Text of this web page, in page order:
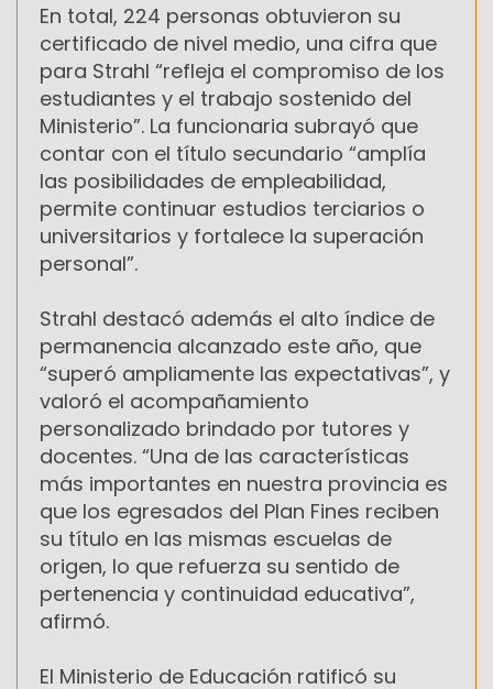
En total, 224 personas obtuvieron su
certificado de nivel medio, una cifra que
para Strahl “refleja el compromiso de los
estudiantes y el trabajo sostenido del
Ministerio”. La funcionaria subrayó que
contar con el título secundario “amplía
las posibilidades de empleabilidad,
permite continuar estudios terciarios o
universitarios y fortalece la superación
personal”.
Strahl destacó además el alto índice de
permanencia alcanzado este año, que
“superó ampliamente las expectativas”, y
valoró el acompañamiento
personalizado brindado por tutores y
docentes. “Una de las características
más importantes en nuestra provincia es
que los egresados del Plan Fines reciben
su título en las mismas escuelas de
origen, lo que refuerza su sentido de
pertenencia y continuidad educativa”,
afirmó.
El Ministerio de Educación ratificó su